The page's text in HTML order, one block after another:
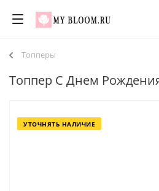
Топперы
Топпер С Днем
УТОЧНЯТЬ НАЛИЧИЕ